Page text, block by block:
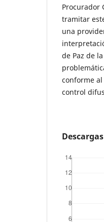
Procurador
tramitar
una
de Paz de
conforme
control
Descargas